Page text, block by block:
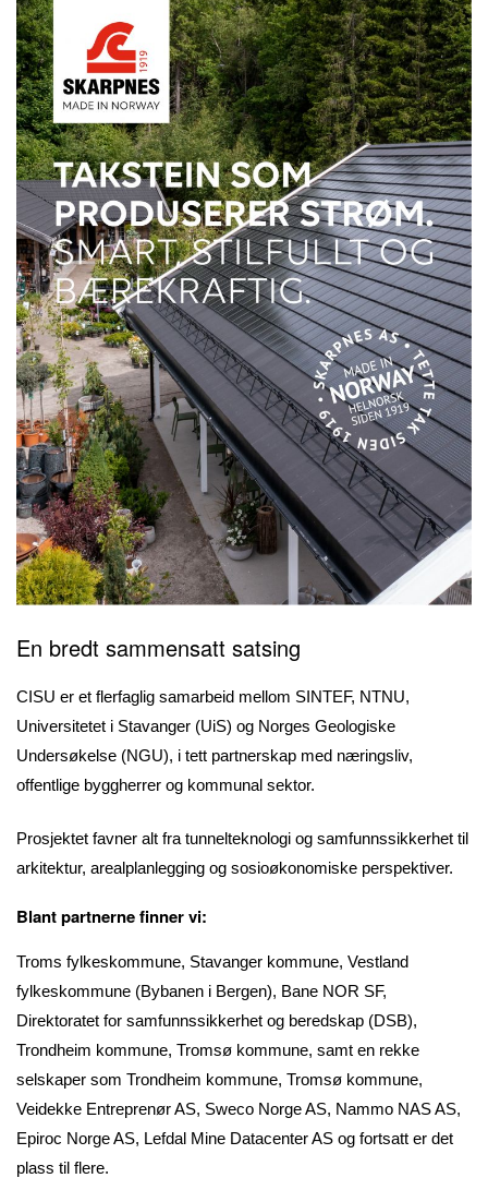
En bredt sammensatt satsing
CISU er et flerfaglig samarbeid mellom SINTEF, NTNU,
Universitetet i Stavanger (UiS) og Norges Geologiske
Undersøkelse (NGU), i tett partnerskap med næringsliv,
offentlige byggherrer og kommunal sektor.
Prosjektet favner alt fra tunnelteknologi og samfunnssikkerhet til
arkitektur, arealplanlegging og sosioøkonomiske perspektiver.
Blant partnerne finner vi:
Troms fylkeskommune, Stavanger kommune, Vestland
fylkeskommune (Bybanen i Bergen), Bane NOR SF,
Direktoratet for samfunnssikkerhet og beredskap (DSB),
Trondheim kommune, Tromsø kommune, samt en rekke
selskaper som Trondheim kommune, Tromsø kommune,
Veidekke Entreprenør AS, Sweco Norge AS, Nammo NAS AS,
Epiroc Norge AS, Lefdal Mine Datacenter AS og fortsatt er det
plass til flere.